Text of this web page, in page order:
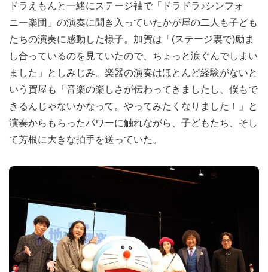
ドラえもんと一緒にステージ袖で「ドラドラ♪シンフォ
ニー楽団」の演奏に聞き入っていたかが屋の二人も子ども
たちの演奏に感動した様子。加賀は「(ステージ裏で)励ま
し合っているのを見ていたので、ちょっと涙ぐんでしまい
ました」としみじみ。楽器の演奏はほとんど経験がないと
いう賀屋も「音楽の楽しさが伝わってきましたし、僕もで
きるんじゃないかなって。やってみたくなりました！」と
演奏からもらったパワーに触れながら、子どもたち、そし
て芳根に大きな拍手を送っていた。